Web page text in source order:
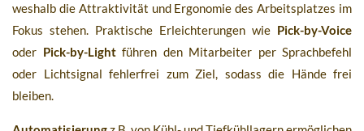
weshalb die Attraktivität und Ergonomie des Arbeitsplatzes im
Fokus stehen. Praktische Erleichterungen wie Pick-by-Voice
oder Pick-by-Lightführen den Mitarbeiter per Sprachbefehl
oder Lichtsignal fehlerfrei zum Ziel, sodass die Hände frei
bleiben.